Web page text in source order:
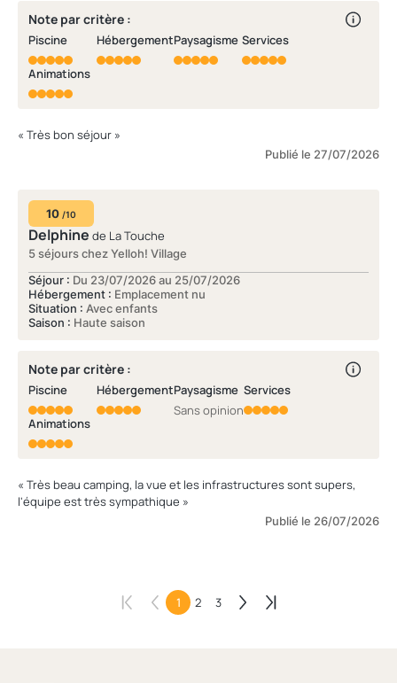
Note par critère :
Piscine Hébergement Paysagisme Services
Animations
« Très bon séjour »
Publié le 27/07/2026
10 /10
Delphine de La Touche
5 séjours chez Yelloh! Village
Séjour : Du 23/07/2026 au 25/07/2026
Hébergement : Emplacement nu
Situation : Avec enfants
Saison : Haute saison
Note par critère :
Piscine Hébergement Paysagisme
Sans opinion
Services
Animations
« Très beau camping, la vue et les infrastructures sont supers,
l'équipe est très sympathique »
Publié le 26/07/2026
1 2 3